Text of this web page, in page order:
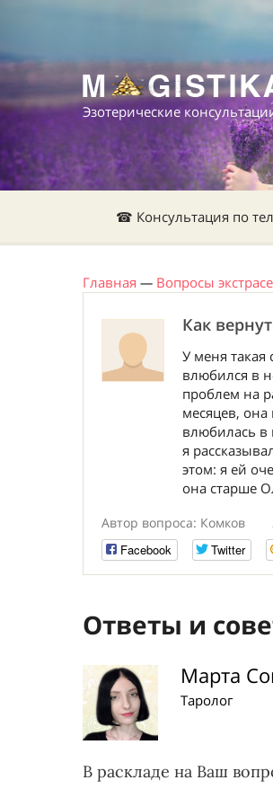
Эзотерические
☎ Консультация по
Главная — Вопросы
Как
У меня такая
влюбился в
проблем на
месяцев,
влюбилась в
я
этом: я ей
она старше
Автор вопроса: Комков
Facebook
Twitter
Ответы и
Марта
Таролог
В раскладе на Ваш